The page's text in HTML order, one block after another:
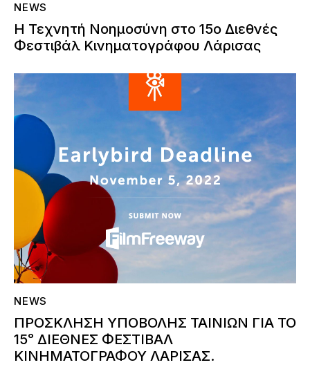
NEWS
Η Τεχνητή Νοημοσύνη στο 15ο Διεθνές
Φεστιβάλ Κινηματογράφου Λάρισας
NEWS
ΠΡΟΣΚΛΗΣΗ ΥΠΟΒΟΛΗΣ ΤΑΙΝΙΩΝ ΓΙΑ ΤΟ
15ᵒ ΔΙΕΘΝΕΣ ΦΕΣΤΙΒΑΛ
ΚΙΝΗΜΑΤΟΓΡΑΦΟΥ ΛΑΡΙΣΑΣ.